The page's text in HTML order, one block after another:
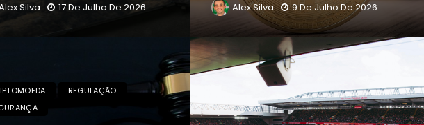
Silva 17 De Julho De 2026 Alex Silva 9 De Julho De 2026
REGULAÇÃO